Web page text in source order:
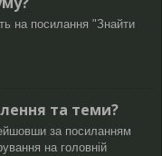
на посилання "Знайти
та теми?
за посиланням
на головній